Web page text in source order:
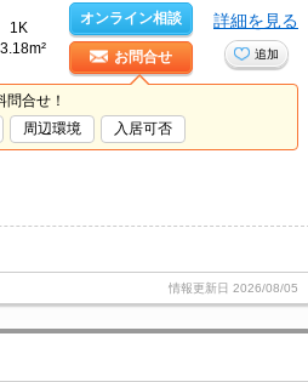
1K
オンライン相談
お問合せ
詳細を見る
追加
合せ！
周辺環境 入居可否
情報更新日 2026/08/05